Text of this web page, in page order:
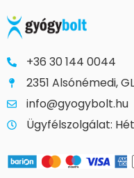
+36 30 144 0044
2351 Alsónémedi,
info@gyogybolt.hu
Ügyfélszolgálat: